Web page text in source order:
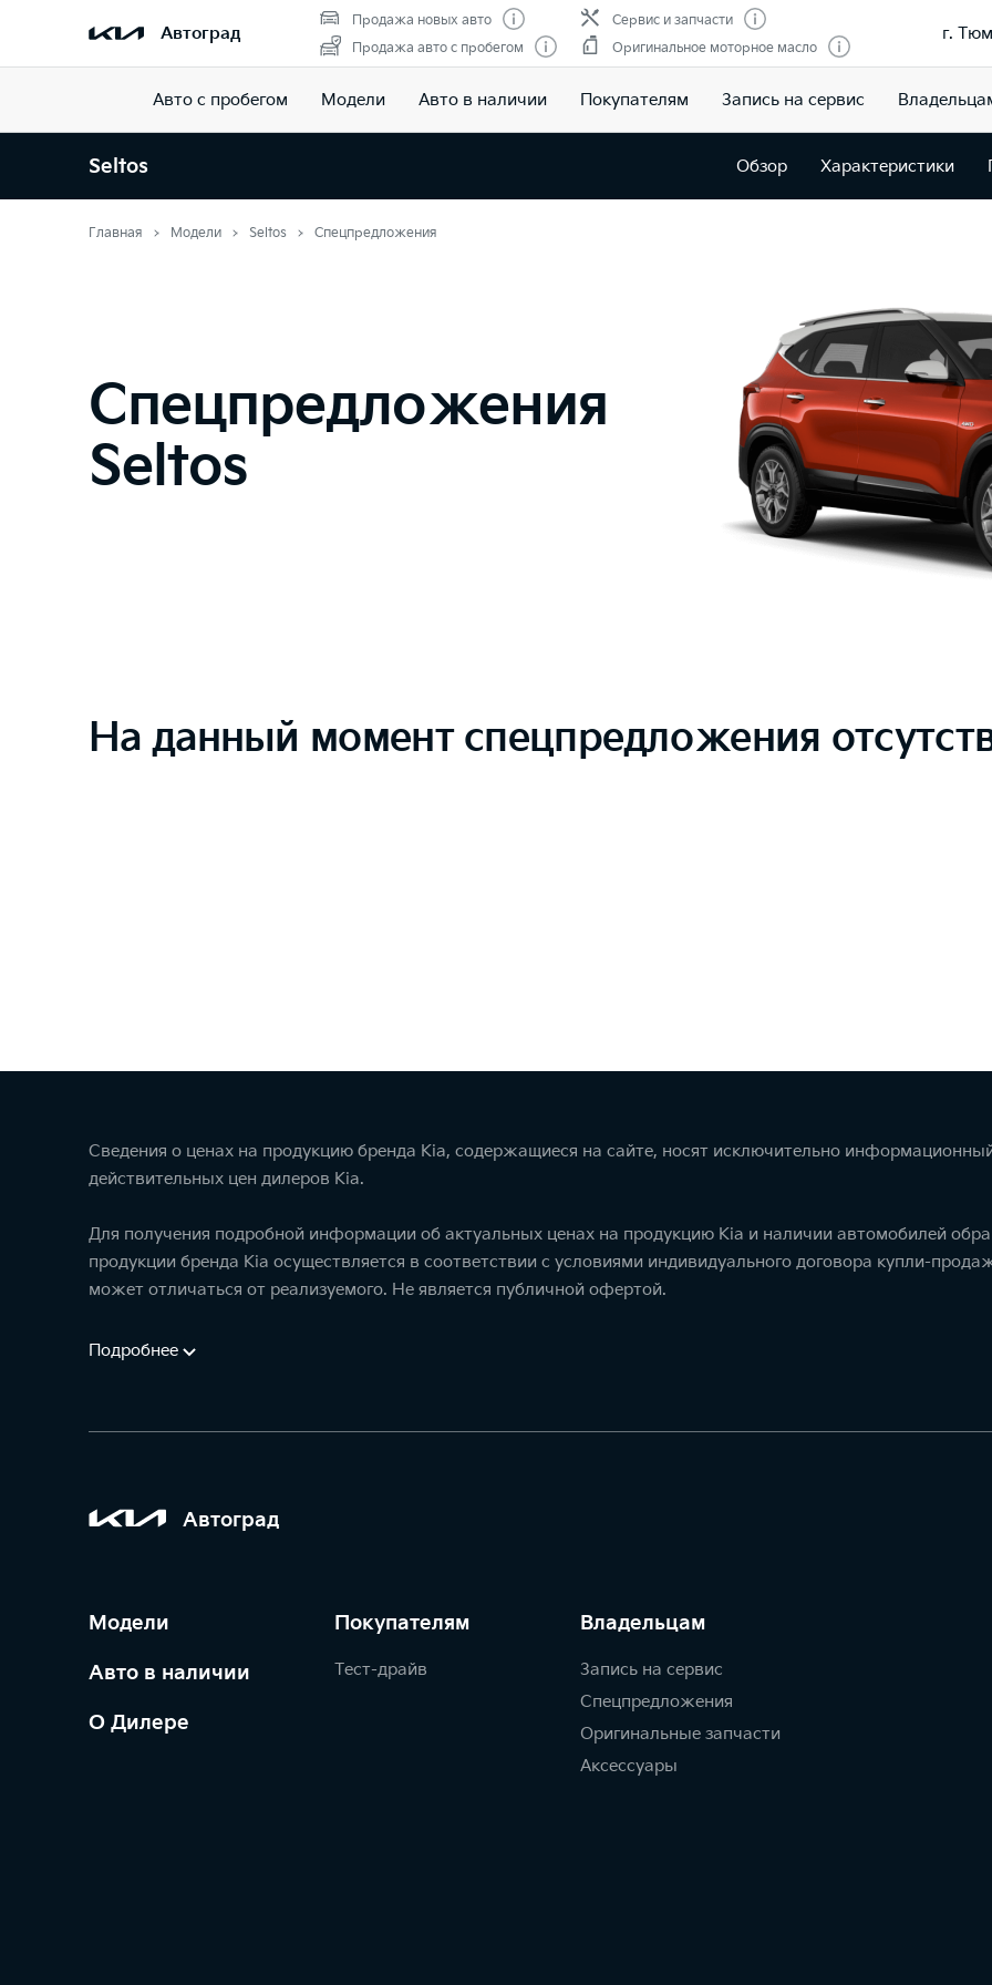
Автоград
Продажа новых авто
Продажа авто с пробегом
Сервис и запчасти
Оригинальное моторное масло
г.
Авто с пробегом Модели Авто в наличии Покупателям Запись на сервис
Seltos Обзор Характеристики
Главная Модели Seltos Спецпредложения
Спецпредложения
Seltos
На данный момент спецпредложения
Сведения о ценах на продукцию бренда Kia, содержащиеся на сайте, носят исключительно
действительных цен дилеров Kia.
Для получения подробной информации об актуальных ценах на продукцию Kia и наличии автомобилей
продукции бренда Kia осуществляется в соответствии с условиями индивидуального договора купли-
может отличаться от реализуемого. Не является публичной офертой.
Подробнее
Автоград
Модели
Авто в наличии
О Дилере
Покупателям
Тест-драйв
Владельцам
Запись на сервис
Спецпредложения
Оригинальные запчасти
Аксессуары